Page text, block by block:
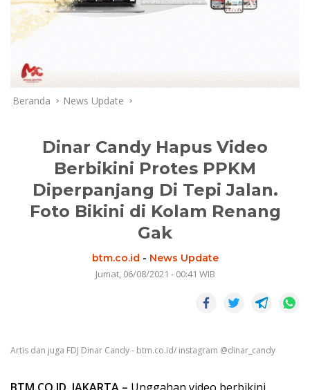
Beranda News Update
Dinar Candy Hapus Video
Berbikini Protes PPKM
Diperpanjang Di Tepi Jalan.
Foto Bikini di Kolam Renang
Gak
btm.co.id - News Update
Jumat, 06/08/2021 - 00:41 WIB
Artis dan juga FDJ Dinar Candy - btm.co.id/ instagram @dinar_candy